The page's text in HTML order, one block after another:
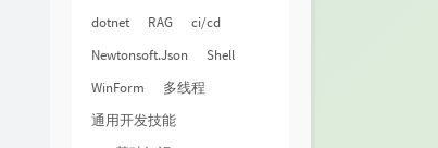
dotnet
RAG
ci/cd
Newtonsoft.Json
Shell
WinForm
多线程
通用开发技能